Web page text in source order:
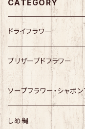
CATEGORY
ドライフラワー
プリザーブドフラワー
ソープフラワー・シャボ
しめ縄